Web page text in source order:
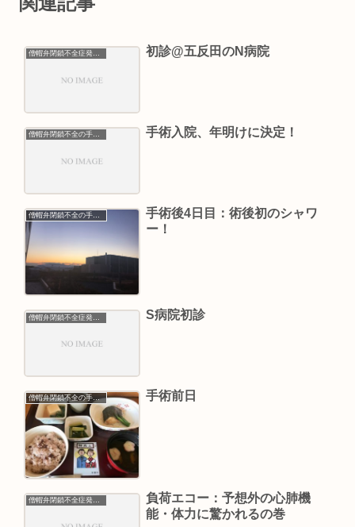
僧帽弁閉鎖不全症発覚から経過観察 初診@五反田のN病院
僧帽弁閉鎖不全の手術入院 手術入院、年明けに決定！
手術後4日目：術後初のシャワ
ー！
S病院初診
僧帽弁閉鎖不全の手術入院 手術前日
負荷エコー：予想外の心肺機
能・体力に驚かれるの巻